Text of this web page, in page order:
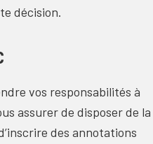
décision.
vos responsabilités à
assurer de disposer de la
des annotations